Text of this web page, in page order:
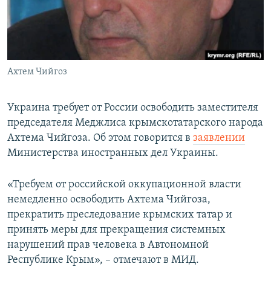
ПОБЕДИТЕЛЕЙ НЕ СУДЯТ?
КРЫМ.НЕПОКОРЕННЫЙ
УКРАИНСКАЯ ПРОБЛЕМА КРЫМА
ПРИСОЕДИНЯЙТЕСЬ!
Ахтем Чийгоз
Украина требует от России освободить заместителя
председателя Меджлиса крымскотатарского народа
Ахтема Чийгоза. Об этом говорится в заявлении
Министерства иностранных дел Украины.
«Требуем от российской оккупационной власти
немедленно освободить Ахтема Чийгоза,
прекратить преследование крымских татар и
принять меры для прекращения системных
нарушений прав человека в Автономной
Республике Крым», – отмечают в МИД.